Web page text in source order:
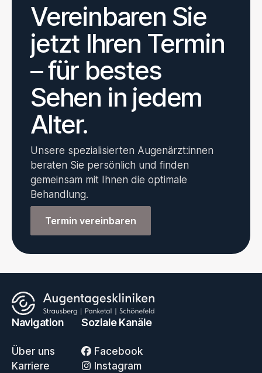
Vereinbaren Sie
jetzt Ihren Termin
– für bestes
Sehen in jedem
Alter.
Unsere spezialisierten Augenärzt:innen
beraten Sie persönlich und finden
gemeinsam mit Ihnen die optimale
Behandlung.
Termin vereinbaren
Navigation
Über uns
Karriere
Soziale Kanäle
Facebook
Instagram